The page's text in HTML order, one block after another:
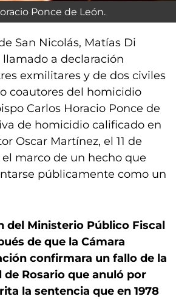
Ponce de León.
San Nicolás, Matías Di
a declaración
exmilitares y de dos civiles
coautores del homicidio
Carlos Horacio Ponce de
de homicidio calificado en
Oscar Martínez, el 11 de
el marco de un hecho que
públicamente como un
del Ministerio Público Fiscal
de que la Cámara
confirmara un fallo de la
de Rosario que anuló por
la sentencia que en 1978